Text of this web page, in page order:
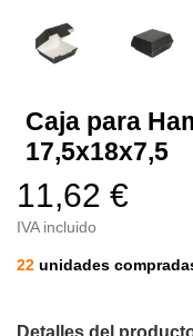
Caja para
17,5x18x7,5
11,62 €
IVA incluido
22 unidades